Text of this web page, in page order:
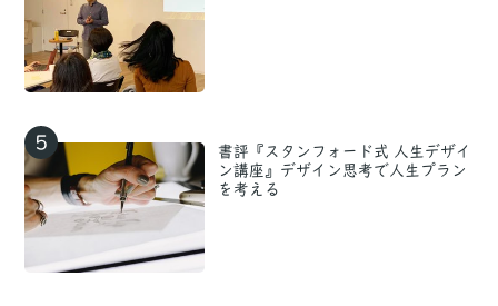
5
書評『スタンフォード式 人生デザイ
ン講座』デザイン思考で人生プラン
を考える